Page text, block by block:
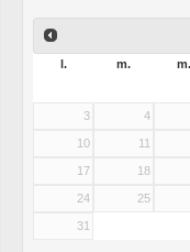
l. m. m.
3 4
10 11
17 18
24 25
31